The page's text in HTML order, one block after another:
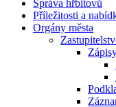
Správa hřbitovů
Příležitosti a
Orgány města